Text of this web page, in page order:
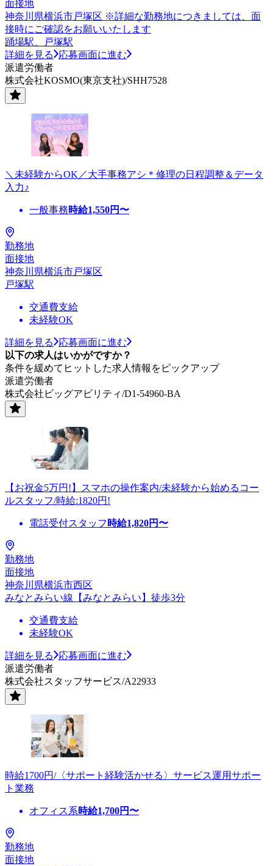
面接地
神奈川県横浜市戸塚区 ※詳細な勤務地につきましては、面
接時にご確認をお願いいたします
踊場駅、戸塚駅
詳細を見る
応募画面に進む
派遣労働者
株式会社KOSMO(東京支社)/SHH7528
＼未経験からOK／大手事務アシ＊修理の日程調整＆データ
入力♪
一般事務時給1,550円〜
勤務地
面接地
神奈川県横浜市戸塚区
戸塚駅
交通費支給
未経験OK
詳細を見る
応募画面に進む
以下の求人はいかがですか？
条件を緩めてヒットした求人情報をピックアップ
派遣労働者
株式会社ビッグアビリティ/D1-54960-BA
【お祝金5万円!】スマホの操作案内/未経験から始めるコー
ルスタッフ/時給:1820円!
電話受付スタッフ 時給1,820円〜
勤務地
面接地
神奈川県横浜市西区
みなとみらい線【みなとみらい】徒歩3分
交通費支給
未経験OK
詳細を見る
応募画面に進む
派遣労働者
株式会社スタッフサービス/A22933
時給1700円/〈サポート経験活かせる〉サービス運用サポー
ト業務
オフィス系時給1,700円〜
勤務地
面接地